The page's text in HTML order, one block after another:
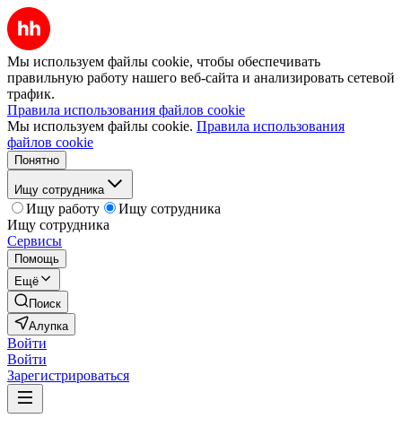
Мы используем файлы cookie, чтобы обеспечивать
правильную работу нашего веб-сайта и анализировать сетевой
трафик.
Правила использования файлов cookie
Мы используем файлы cookie. Правила использования
файлов cookie
Понятно
Ищу сотрудника
Ищу работу
Ищу сотрудника
Ищу сотрудника
Сервисы
Помощь
Ещё
Поиск
Алупка
Войти
Войти
Зарегистрироваться